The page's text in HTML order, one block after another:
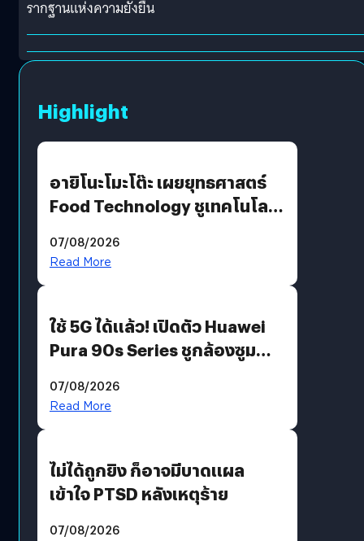
รากฐานแห่งความยั่งยืน
Highlight
อายิโนะโมะโต๊ะ เผยยุทธศาสตร์
Food Technology ชูเทคโนโลยี
บริโภคและ B2B
07/08/2026
Read More
ใช้ 5G ได้แล้ว! เปิดตัว Huawei
Pura 90s Series ชูกล้องซูม
07/08/2026
Read More
ไม่ได้ถูกยิง ก็อาจมีบาดแผล
เข้าใจ PTSD หลังเหตุร้าย
07/08/2026